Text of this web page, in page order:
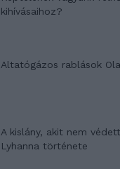
kihívásaihoz?
Altatógázos rablások
A kislány, akit nem
Lyhanna története